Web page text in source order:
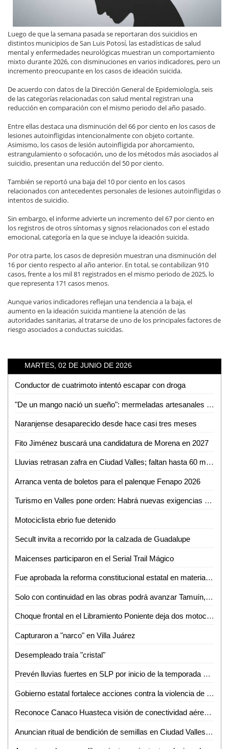
Luego de que la semana pasada se reportaran dos suicidios en
distintos municipios de San Luis Potosí, las estadísticas de salud
mental y enfermedades neurológicas muestran un comportamiento
mixto durante 2026, con disminuciones en varios indicadores, pero un
incremento preocupante en los casos de ideación suicida.
De acuerdo con datos de la Dirección General de Epidemiología, seis
de las categorías relacionadas con salud mental registran una
reducción en comparación con el mismo periodo del año pasado.
Entre ellas destaca una disminución del 66 por ciento en los casos de
lesiones autoinfligidas intencionalmente con objeto cortante.
Asimismo, los casos de lesión autoinfligida por ahorcamiento,
estrangulamiento o sofocación, uno de los métodos más asociados al
suicidio, presentan una reducción del 50 por ciento.
También se reportó una baja del 10 por ciento en los casos
relacionados con antecedentes personales de lesiones autoinfligidas o
intentos de suicidio.
Sin embargo, el informe advierte un incremento del 67 por ciento en
los registros de otros síntomas y signos relacionados con el estado
emocional, categoría en la que se incluye la ideación suicida.
Por otra parte, los casos de depresión muestran una disminución del
16 por ciento respecto al año anterior. En total, se contabilizan 910
casos, frente a los mil 81 registrados en el mismo periodo de 2025, lo
que representa 171 casos menos.
Aunque varios indicadores reflejan una tendencia a la baja, el
aumento en la ideación suicida mantiene la atención de las
autoridades sanitarias, al tratarse de uno de los principales factores de
riesgo asociados a conductas suicidas.
MARTES, 02 DE JUNIO DE 2026
Conductor de cuatrimoto intentó escapar con droga
"De un mango nació un sueño": mermeladas artesanales de Cerritos ya llegan hasta EUA
Naranjense desaparecido desde hace casi tres meses
Fito Jiménez buscará una candidatura de Morena en 2027
Lluvias retrasan zafra en Ciudad Valles; faltan hasta 60 mil toneladas por cosechar
Arranca venta de boletos para el palenque Fenapo 2026
Turismo en Valles pone orden: Habrá nuevas exigencias para Airbnb, guías y parajes
Motociclista ebrio fue detenido
Secult invita a recorrido por la calzada de Guadalupe
Maicenses participaron en el Serial Trail Mágico
Fue aprobada la reforma constitucional estatal en materia electoral
Solo con continuidad en las obras podrá avanzar Tamuín, afirma exalcalde
Choque frontal en el Libramiento Poniente deja dos motociclistas inconscientes
Capturaron a "narco" en Villa Juárez
Desempleado traía "cristal"
Prevén lluvias fuertes en SLP por inicio de la temporada de huracanes
Gobierno estatal fortalece acciones contra la violencia de género
Reconoce Canaco Huasteca visión de conectividad aérea de Gallardo para SLP
Anuncian ritual de bendición de semillas en Ciudad Valles para el 24 de junio